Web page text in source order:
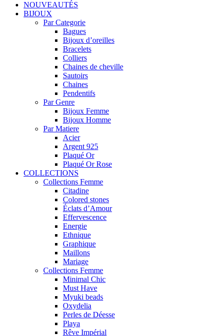
NOUVEAUTÉS
BIJOUX
Par Categorie
Bagues
Bijoux d’oreilles
Bracelets
Colliers
Chaines de cheville
Sautoirs
Chaines
Pendentifs
Par Genre
Bijoux Femme
Bijoux Homme
Par Matiere
Acier
Argent 925
Plaqué Or
Plaqué Or Rose
COLLECTIONS
Collections Femme
Citadine
Colored stones
Éclats d’Amour
Effervescence
Energie
Ethnique
Graphique
Maillons
Mariage
Collections Femme
Minimal Chic
Must Have
Myuki beads
Oxydelia
Perles de Déesse
Playa
Rêve Impérial